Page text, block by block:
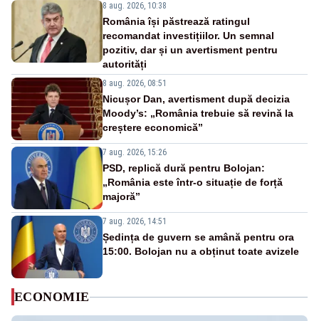
8 aug. 2026, 10:38
România își păstrează ratingul
recomandat investițiilor. Un semnal
pozitiv, dar și un avertisment pentru
autorități
8 aug. 2026, 08:51
Nicușor Dan, avertisment după decizia
Moody’s: „România trebuie să revină la
creștere economică”
7 aug. 2026, 15:26
PSD, replică dură pentru Bolojan:
„România este într-o situație de forță
majoră”
7 aug. 2026, 14:51
Ședința de guvern se amână pentru ora
15:00. Bolojan nu a obținut toate avizele
ECONOMIE